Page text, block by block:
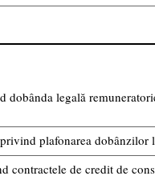
dobânda legală
plafonarea dobânzilor
contractele de credit de